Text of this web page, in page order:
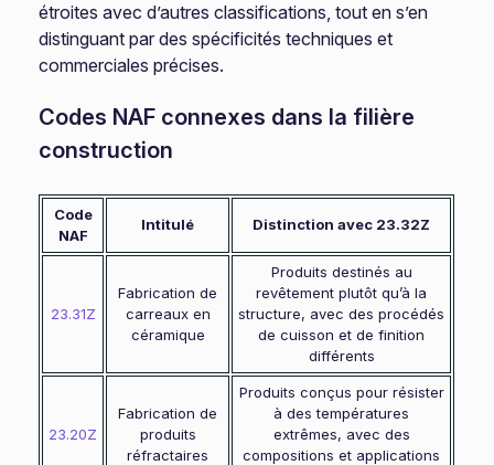
étroites avec d’autres classifications, tout en s’en
distinguant par des spécificités techniques et
commerciales précises.
Codes NAF connexes dans la filière
construction
Code
NAF
Intitulé Distinction avec 23.32Z
23.31Z
Fabrication de
carreaux en
céramique
Produits destinés au
revêtement plutôt qu’à la
structure, avec des procédés
de cuisson et de finition
différents
23.20Z
Fabrication de
produits
réfractaires
Produits conçus pour résister
à des températures
extrêmes, avec des
compositions et applications